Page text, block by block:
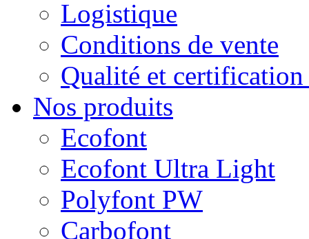
Logistique
Conditions de vente
Qualité et
Nos produits
Ecofont
Ecofont Ultra Light
Polyfont PW
Carbofont